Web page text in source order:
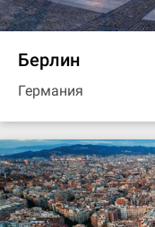
Берлин
Германия